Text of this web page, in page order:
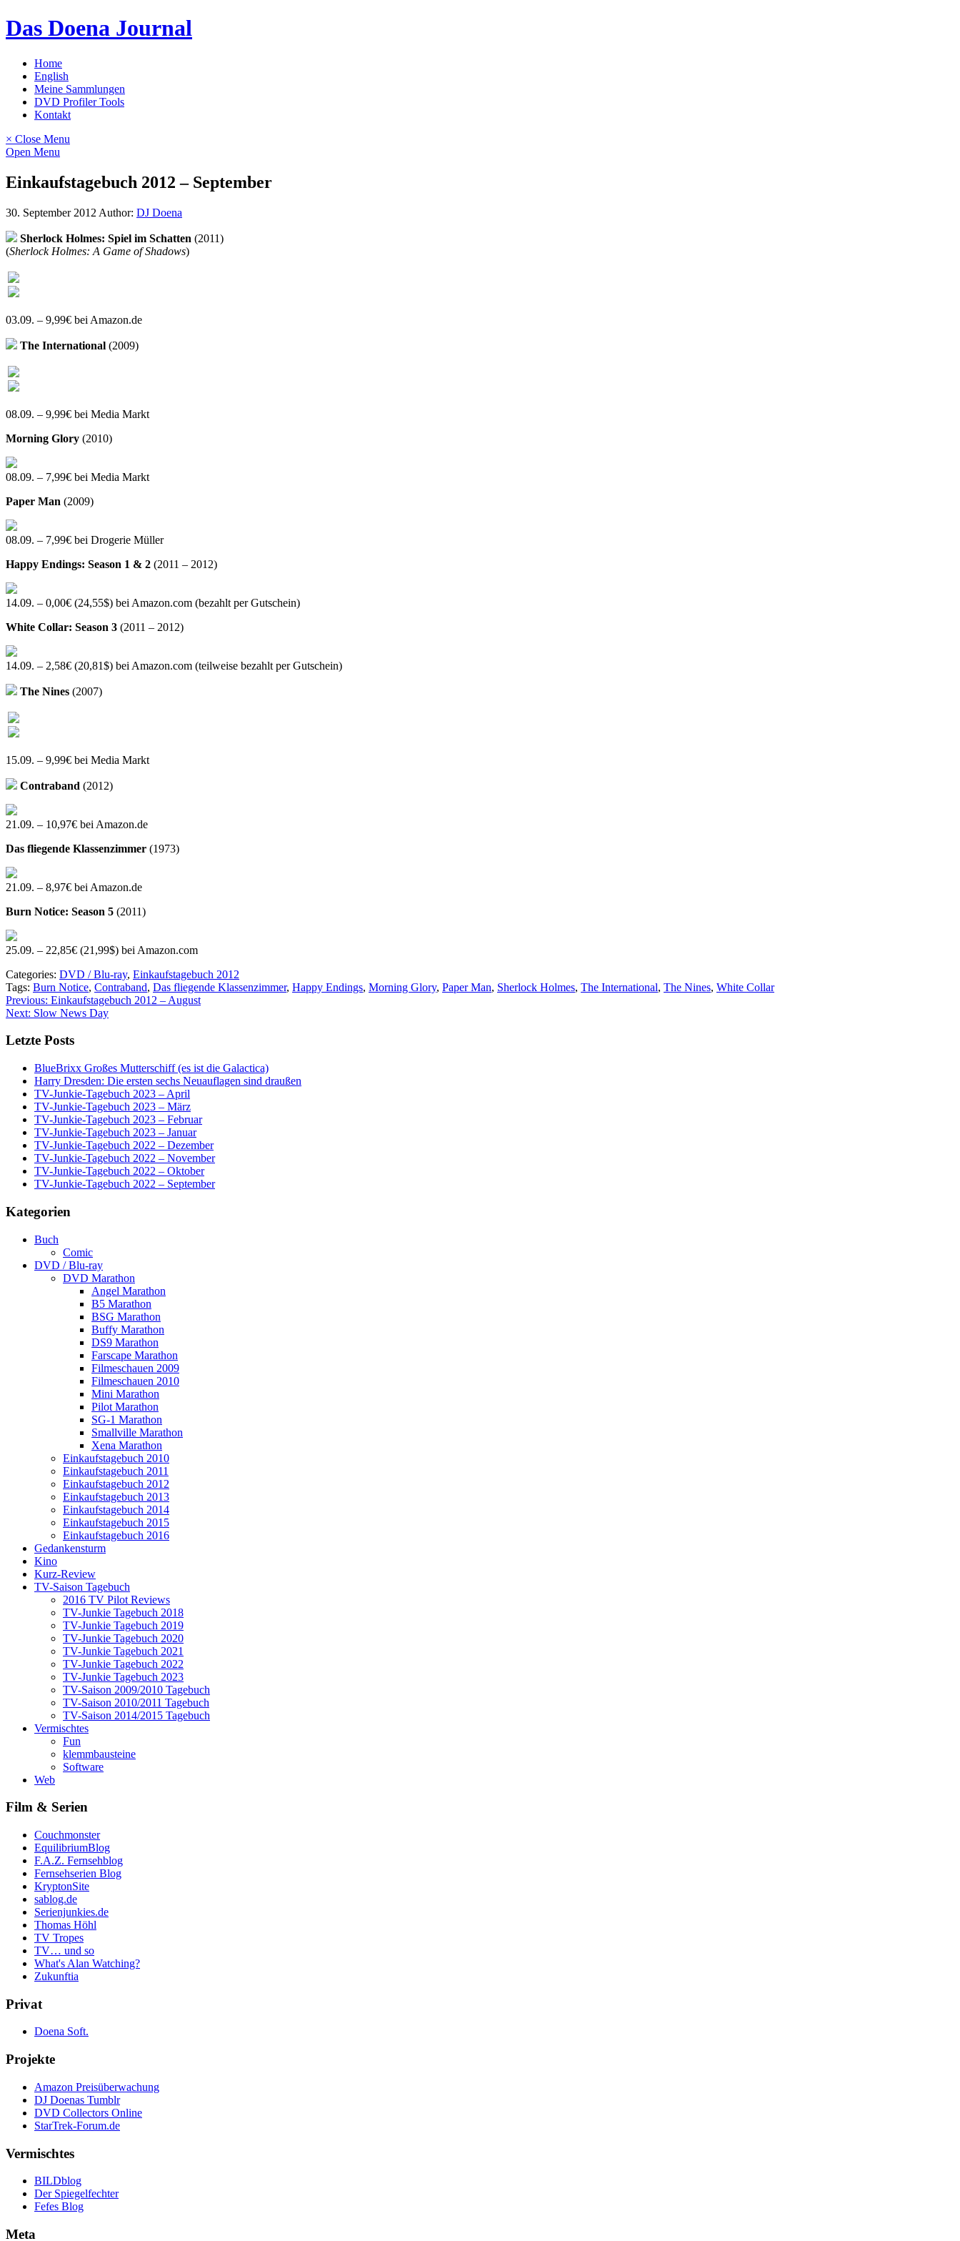
Skip
to
Das Doena Journal
Home
English
Meine Sammlungen
DVD Profiler Tools
Kontakt
× Close Menu
Open Menu
Einkaufstagebuch 2012 – September
30. September 2012 Author: DJ Doena
Sherlock Holmes: Spiel im Schatten (2011)
(Sherlock Holmes: A Game of Shadows)
03.09. – 9,99€ bei Amazon.de
The International (2009)
08.09. – 9,99€ bei Media Markt
Morning Glory (2010)
08.09. – 7,99€ bei Media Markt
Paper Man (2009)
08.09. – 7,99€ bei Drogerie Müller
Happy Endings: Season 1 & 2 (2011 – 2012)
14.09. – 0,00€ (24,55$) bei Amazon.com (bezahlt per Gutschein)
White Collar: Season 3 (2011 – 2012)
14.09. – 2,58€ (20,81$) bei Amazon.com (teilweise bezahlt per Gutschein)
The Nines (2007)
15.09. – 9,99€ bei Media Markt
Contraband (2012)
21.09. – 10,97€ bei Amazon.de
Das fliegende Klassenzimmer (1973)
21.09. – 8,97€ bei Amazon.de
Burn Notice: Season 5 (2011)
25.09. – 22,85€ (21,99$) bei Amazon.com
Categories: DVD / Blu-ray, Einkaufstagebuch 2012
Tags: Burn Notice, Contraband, Das fliegende Klassenzimmer, Happy Endings, Morning Glory, Paper Man, Sherlock Holmes, The International, The Nines, White Collar
Post
navigation
Previous: Einkaufstagebuch 2012 – August
Next: Slow News Day
Letzte Posts
BlueBrixx Großes Mutterschiff (es ist die Galactica)
Harry Dresden: Die ersten sechs Neuauflagen sind draußen
TV-Junkie-Tagebuch 2023 – April
TV-Junkie-Tagebuch 2023 – März
TV-Junkie-Tagebuch 2023 – Februar
TV-Junkie-Tagebuch 2023 – Januar
TV-Junkie-Tagebuch 2022 – Dezember
TV-Junkie-Tagebuch 2022 – November
TV-Junkie-Tagebuch 2022 – Oktober
TV-Junkie-Tagebuch 2022 – September
Kategorien
Buch
Comic
DVD / Blu-ray
DVD Marathon
Angel Marathon
B5 Marathon
BSG Marathon
Buffy Marathon
DS9 Marathon
Farscape Marathon
Filmeschauen 2009
Filmeschauen 2010
Mini Marathon
Pilot Marathon
SG-1 Marathon
Smallville Marathon
Xena Marathon
Einkaufstagebuch 2010
Einkaufstagebuch 2011
Einkaufstagebuch 2012
Einkaufstagebuch 2013
Einkaufstagebuch 2014
Einkaufstagebuch 2015
Einkaufstagebuch 2016
Gedankensturm
Kino
Kurz-Review
TV-Saison Tagebuch
2016 TV Pilot Reviews
TV-Junkie Tagebuch 2018
TV-Junkie Tagebuch 2019
TV-Junkie Tagebuch 2020
TV-Junkie Tagebuch 2021
TV-Junkie Tagebuch 2022
TV-Junkie Tagebuch 2023
TV-Saison 2009/2010 Tagebuch
TV-Saison 2010/2011 Tagebuch
TV-Saison 2014/2015 Tagebuch
Vermischtes
Fun
klemmbausteine
Software
Web
Film & Serien
Couchmonster
EquilibriumBlog
F.A.Z. Fernsehblog
Fernsehserien Blog
KryptonSite
sablog.de
Serienjunkies.de
Thomas Höhl
TV Tropes
TV… und so
What's Alan Watching?
Zukunftia
Privat
Doena Soft.
Projekte
Amazon Preisüberwachung
DJ Doenas Tumblr
DVD Collectors Online
StarTrek-Forum.de
Vermischtes
BILDblog
Der Spiegelfechter
Fefes Blog
Meta